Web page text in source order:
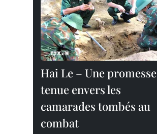
Hai Le – Une promesse
tenue envers les
camarades tombés au
combat